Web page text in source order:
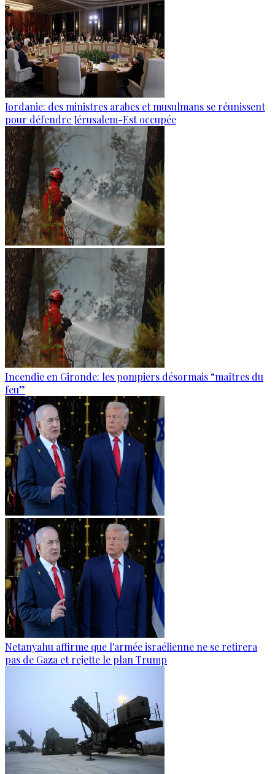
Jordanie: des ministres arabes et musulmans se réunissent
pour défendre Jérusalem-Est occupée
Incendie en Gironde: les pompiers désormais “maîtres du
feu”
Netanyahu affirme que l'armée israélienne ne se retirera
pas de Gaza et rejette le plan Trump